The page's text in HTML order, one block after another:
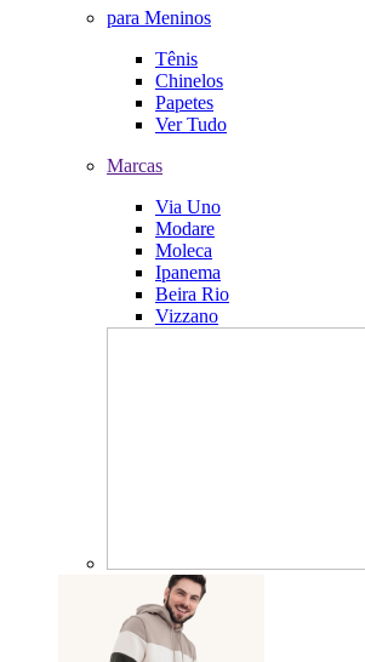
para Meninos
Tênis
Chinelos
Papetes
Ver Tudo
Marcas
Via Uno
Modare
Moleca
Ipanema
Beira Rio
Vizzano